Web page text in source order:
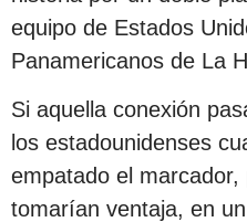
equipo de Estados
Panamericanos de La
Si aquella conexión
los estadounidenses
empatado el
tomarían ventaja, en